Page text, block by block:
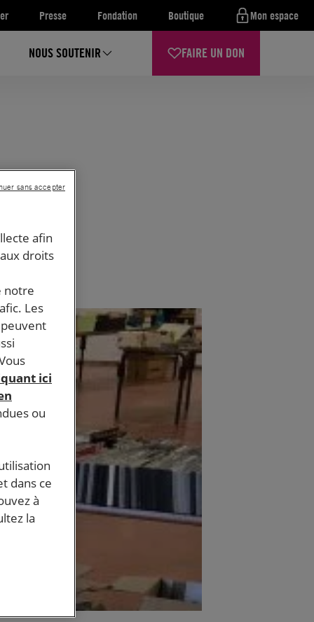
Presse Fondation Boutique Mon espace
NOUS SOUTENIR FAIRE UN DON
afin
droits
notre
Les
ici
ou
dans ce
à
la
sans accepter